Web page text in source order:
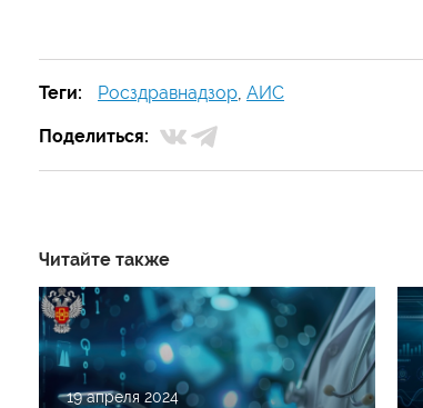
Теги: Росздравнадзор, АИС
Поделиться:
Читайте также
19 апреля 2024